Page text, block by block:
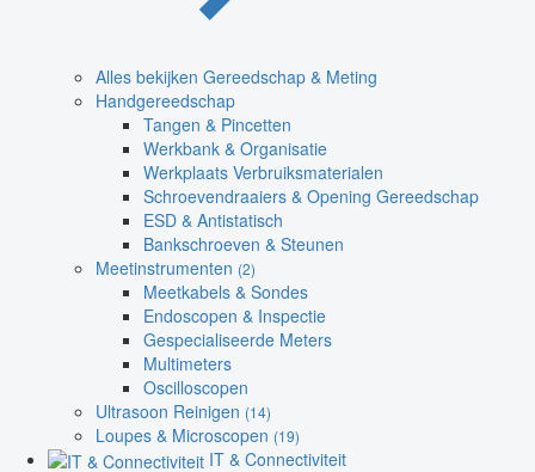
Alles bekijken Gereedschap & Meting
Handgereedschap
Tangen & Pincetten
Werkbank & Organisatie
Werkplaats Verbruiksmaterialen
Schroevendraaiers & Opening Gereedschap
ESD & Antistatisch
Bankschroeven & Steunen
Meetinstrumenten (2)
Meetkabels & Sondes
Endoscopen & Inspectie
Gespecialiseerde Meters
Multimeters
Oscilloscopen
Ultrasoon Reinigen (14)
Loupes & Microscopen (19)
IT & Connectiviteit